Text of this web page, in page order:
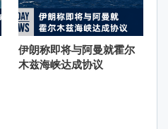
伊朗称即将与阿曼就霍尔
木兹海峡达成协议